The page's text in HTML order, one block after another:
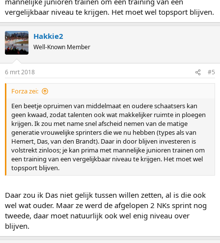
vergelijkbaar niveau te krijgen. Het moet wel topsport blijven.
Hakkie2
Well-Known Member
6 mrt 2018 #5
Forza zei:
Een beetje opruimen van middelmaat en oudere schaatsers kan
geen kwaad, zodat talenten ook wat makkelijker ruimte in ploegen
krijgen. Ik zou met name snel afscheid nemen van de matige
generatie vrouwelijke sprinters die we nu hebben (types als van
Hemert, Das, van den Brandt). Daar in door blijven investeren is
volstrekt zinloos; je kan prima met mannelijke junioren trainen om
een training van een vergelijkbaar niveau te krijgen. Het moet wel
topsport blijven.
Daar zou ik Das niet gelijk tussen willen zetten, al is die ook
wel wat ouder. Maar ze werd de afgelopen 2 NKs sprint nog
tweede, daar moet natuurlijk ook wel enig niveau over
blijven.